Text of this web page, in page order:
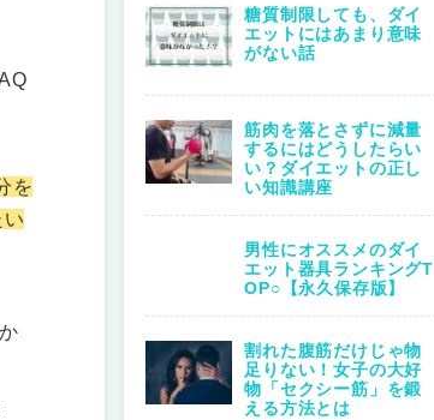
を
糖質制限しても、ダイ
エットにはあまり意味
がない話
筋肉を落とさずに減量
するにはどうしたらい
い？ダイエットの正し
い知識講座
男性にオススメのダイ
エット器具ランキングT
OP○【永久保存版】
割れた腹筋だけじゃ物
足りない！女子の大好
物「セクシー筋」を鍛
える方法とは